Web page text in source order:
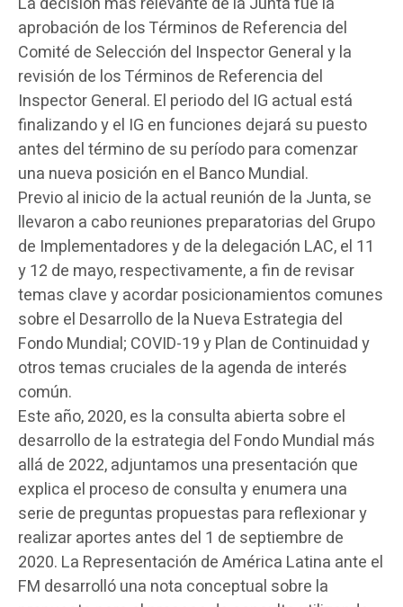
aprobación de los Términos de Referencia del
Comité de Selección del Inspector General y la
revisión de los Términos de Referencia del
Inspector General. El periodo del IG actual está
finalizando y el IG en funciones dejará su puesto
antes del término de su período para comenzar
una nueva posición en el Banco Mundial.
Previo al inicio de la actual reunión de la Junta, se
llevaron a cabo reuniones preparatorias del Grupo
de Implementadores y de la delegación LAC, el 11
y 12 de mayo, respectivamente, a fin de revisar
temas clave y acordar posicionamientos comunes
sobre el Desarrollo de la Nueva Estrategia del
Fondo Mundial; COVID-19 y Plan de Continuidad y
otros temas cruciales de la agenda de interés
común.
Este año, 2020, es la consulta abierta sobre el
desarrollo de la estrategia del Fondo Mundial más
allá de 2022, adjuntamos una presentación que
explica el proceso de consulta y enumera una
serie de preguntas propuestas para reflexionar y
realizar aportes antes del 1 de septiembre de
2020. La Representación de América Latina ante el
FM desarrolló una nota conceptual sobre la